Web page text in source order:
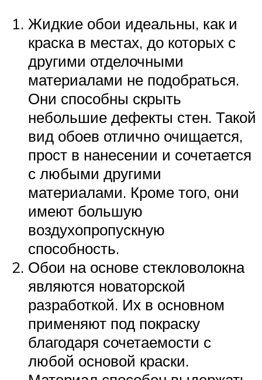
Жидкие обои идеальны, как и
краска в местах, до которых с
другими отделочными
материалами не подобраться.
Они способны скрыть
небольшие дефекты стен. Такой
вид обоев отлично очищается,
прост в нанесении и сочетается
с любыми другими
материалами. Кроме того, они
имеют большую
воздухопропускную
способность.
Обои на основе стекловолокна
являются новаторской
разработкой. Их в основном
применяют под покраску
благодаря сочетаемости с
любой основой краски.